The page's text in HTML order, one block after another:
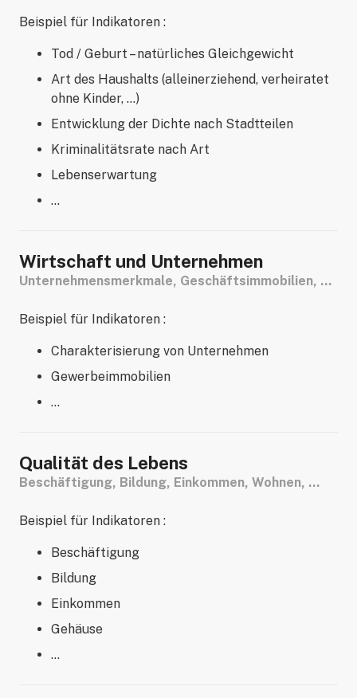
Beispiel für Indikatoren :
Tod / Geburt – natürliches Gleichgewicht
Art des Haushalts (alleinerziehend, verheiratet
ohne Kinder, …)
Entwicklung der Dichte nach Stadtteilen
Kriminalitätsrate nach Art
Lebenserwartung
…
Wirtschaft und Unternehmen
Unternehmensmerkmale, Geschäftsimmobilien, …
Beispiel für Indikatoren :
Charakterisierung von Unternehmen
Gewerbeimmobilien
…
Qualität des Lebens
Beschäftigung, Bildung, Einkommen, Wohnen, …
Beispiel für Indikatoren :
Beschäftigung
Bildung
Einkommen
Gehäuse
…